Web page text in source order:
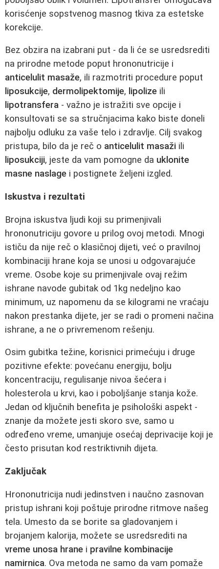
korisćenje sopstvenog masnog tkiva za estetske
korekcije.
Bez obzira na izabrani put - da li će se usredsrediti
na prirodne metode poput hrononutricije i
anticelulit masaže, ili razmotriti procedure poput
liposukcije, dermolipektomije, lipolize ili
lipotransfera - važno je istražiti sve opcije i
konsultovati se sa stručnjacima kako biste doneli
najbolju odluku za vaše telo i zdravlje. Cilj svakog
pristupa, bilo da je reč o anticelulit masaži ili
liposukciji, jeste da vam pomogne da uklonite
masne naslage i postignete željeni izgled.
Iskustva i rezultati
Brojna iskustva ljudi koji su primenjivali
hrononutriciju govore u prilog ovoj metodi. Mnogi
ističu da nije reč o klasičnoj dijeti, već o pravilnoj
kombinaciji hrane koja se unosi u odgovarajuće
vreme. Osobe koje su primenjivale ovaj režim
ishrane navode gubitak od 1kg nedeljno kao
minimum, uz napomenu da se kilogrami ne vraćaju
nakon prestanka dijete, jer se radi o promeni načina
ishrane, a ne o privremenom rešenju.
Osim gubitka težine, korisnici primećuju i druge
pozitivne efekte: povećanu energiju, bolju
koncentraciju, regulisanje nivoa šećera i
holesterola u krvi, kao i poboljšanje stanja kože.
Jedan od ključnih benefita je psihološki aspekt -
znanje da možete jesti skoro sve, samo u
određeno vreme, umanjuje osećaj deprivacije koji je
često prisutan kod restriktivnih dijeta.
Zaključak
Hrononutricija nudi jedinstven i naučno zasnovan
pristup ishrani koji poštuje prirodne ritmove našeg
tela. Umesto da se borite sa gladovanjem i
brojanjem kalorija, možete se usredsrediti na
vreme unosa hrane i pravilne kombinacije
namirnica. Ova metoda ne samo da vam pomaže